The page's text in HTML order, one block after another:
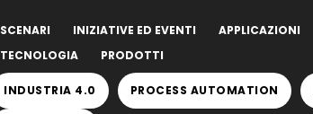
SCENARI INIZIATIVE ED EVENTI APPLICAZIONI
TECNOLOGIA
PRODOTTI
INDUSTRIA 4.0 PROCESS AUTOMATION